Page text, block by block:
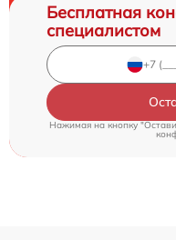
Бесплатная
специалистом
Нажимая на кнопку